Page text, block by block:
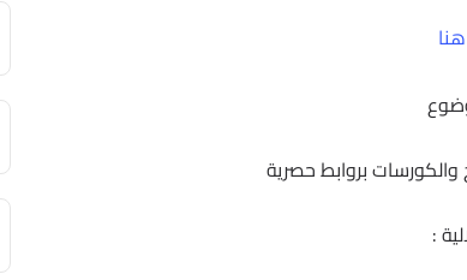
والكورسات بروابط حصرية
: